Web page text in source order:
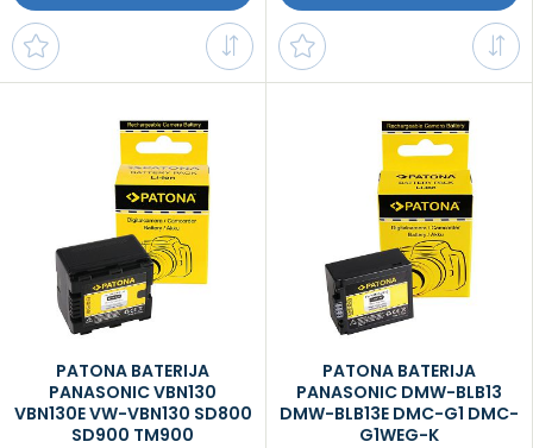
PATONA BATERIJA
PANASONIC VBN130
VBN130E VW-VBN130 SD800
SD900 TM900
PATONA BATERIJA
PANASONIC DMW-BLB13
DMW-BLB13E DMC-G1 DMC-
G1WEG-K